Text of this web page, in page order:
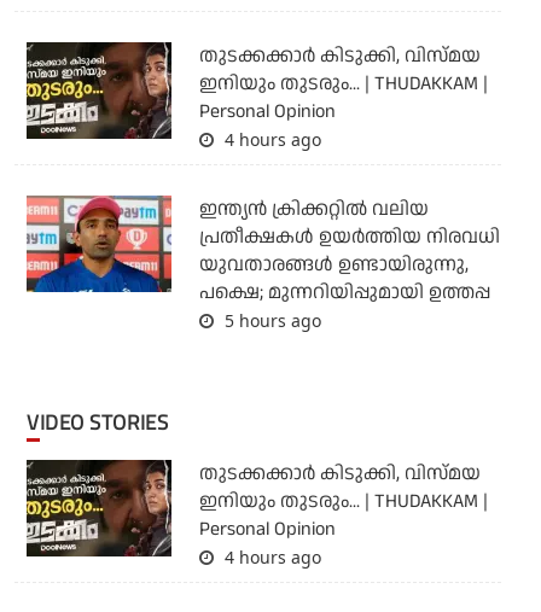
തുടക്കക്കാര്‍ കിടുക്കി, വിസ്മയ
ഇനിയും തുടരും... | THUDAKKAM |
Personal Opinion
4 hours ago
ഇന്ത്യന്‍ ക്രിക്കറ്റില്‍ വലിയ
പ്രതീക്ഷകള്‍ ഉയര്‍ത്തിയ നിരവധി
യുവതാരങ്ങള്‍ ഉണ്ടായിരുന്നു,
പക്ഷെ; മുന്നറിയിപ്പുമായി ഉത്തപ്പ
5 hours ago
VIDEO STORIES
തുടക്കക്കാര്‍ കിടുക്കി, വിസ്മയ
ഇനിയും തുടരും... | THUDAKKAM |
Personal Opinion
4 hours ago